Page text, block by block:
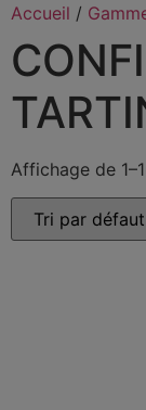
Accueil /
Affichage de